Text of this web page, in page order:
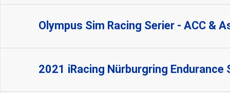
Olympus Sim Racing Serier - ACC &
2021 iRacing Nürburgring Endurance